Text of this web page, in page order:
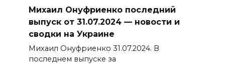
Михаил Онуфриенко последний
выпуск от 31.07.2024 — новости и
сводки на Украине
Михаил Онуфриенко 31.07.2024. В
последнем выпуске за